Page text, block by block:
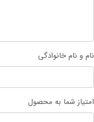
نام و نام خانوادگی
امتیاز شما به محصول